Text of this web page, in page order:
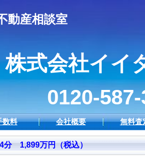
動産相談室
株式会社イイ
0120-
数料 会社概要 無料査
1,899万円（税込）